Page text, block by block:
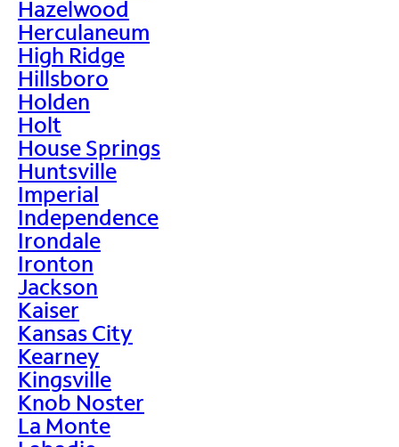
Hazelwood
Herculaneum
High Ridge
Hillsboro
Holden
Holt
House Springs
Huntsville
Imperial
Independence
Irondale
Ironton
Jackson
Kaiser
Kansas City
Kearney
Kingsville
Knob Noster
La Monte